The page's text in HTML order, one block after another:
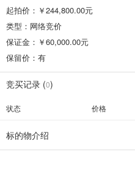
起拍价：￥244,800.00元
类型： 网络竞价
保证金：￥60,000.00元
保留价： 有
竞买记录 (0)
状态 价格
标的物介绍